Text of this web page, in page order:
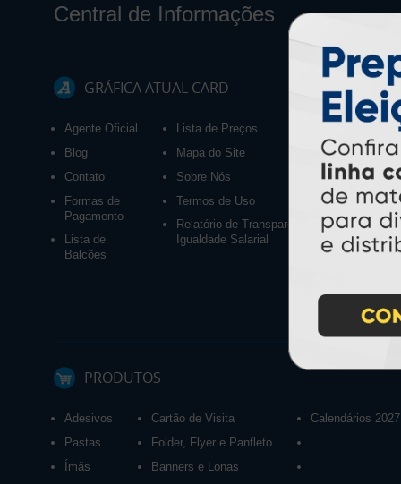
Central de Informações
GRÁFICA ATUAL CARD
Agente Oficial
Blog
Contato
Formas de
Pagamento
Lista de
Balcões
Lista de Preços
Mapa do Site
Sobre Nós
Termos de Uso
Relatório de Transparência e
Igualdade Salarial
PRODUTOS
Adesivos
Pastas
Ímãs
Cartão de Visita
Folder, Flyer e Panfleto
Banners e Lonas
Calendários 2027